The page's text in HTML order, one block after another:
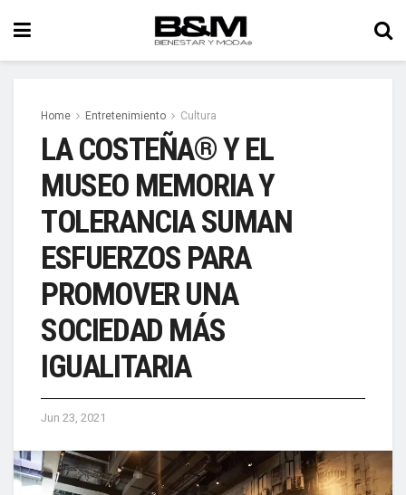
Home Entretenimiento Cultura
LA COSTEÑA® Y EL
MUSEO MEMORIA Y
TOLERANCIA SUMAN
ESFUERZOS PARA
PROMOVER UNA
SOCIEDAD MÁS
IGUALITARIA
Jun 23, 2021